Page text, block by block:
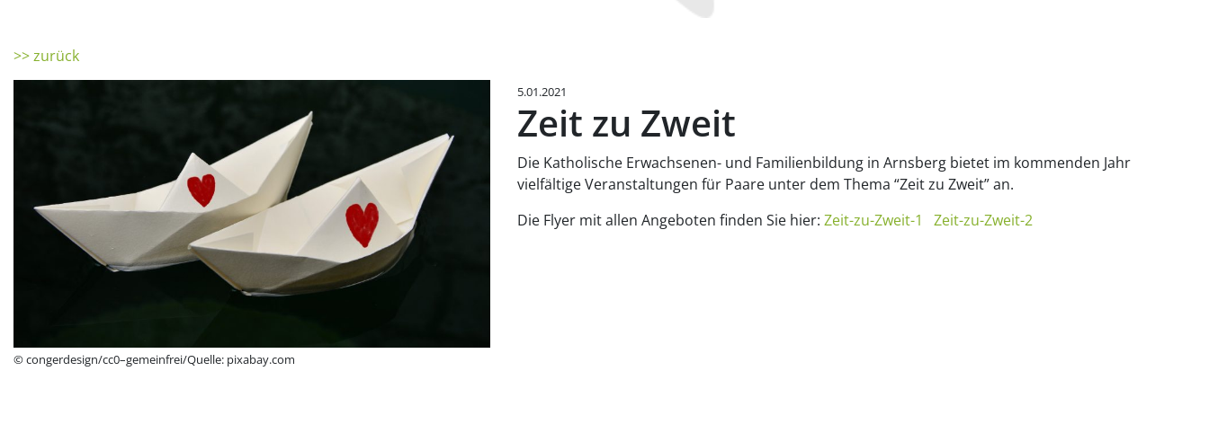
>> zurück
© congerdesign/cc0–gemeinfrei/Quelle: pixabay.com
5.01.2021
Zeit zu Zweit
Die Katholische Erwachsenen- und Familienbildung in Arnsberg bietet im kommenden Jahr
vielfältige Veranstaltungen für Paare unter dem Thema “Zeit zu Zweit” an.
Die Flyer mit allen Angeboten finden Sie hier: Zeit-zu-Zweit-1 Zeit-zu-Zweit-2